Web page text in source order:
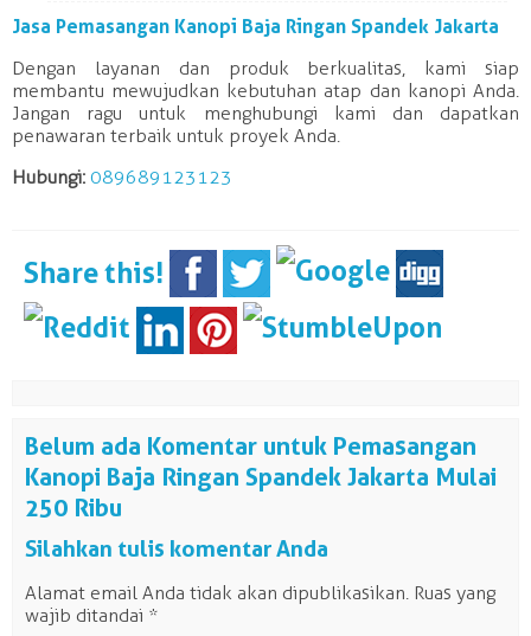
Jasa Pemasangan Kanopi Baja Ringan Spandek Jakarta
Dengan layanan dan produk berkualitas, kami siap
membantu mewujudkan kebutuhan atap dan kanopi Anda.
Jangan ragu untuk menghubungi kami dan dapatkan
penawaran terbaik untuk proyek Anda.
Hubungi: 089689123123
Share this!
Belum ada Komentar untuk Pemasangan
Kanopi Baja Ringan Spandek Jakarta Mulai
250 Ribu
Silahkan tulis komentar Anda
Alamat email Anda tidak akan dipublikasikan. Ruas yang
wajib ditandai *